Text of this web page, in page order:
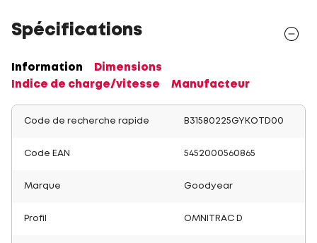
Spécifications
Information
Dimensions
Indice de charge/vitesse
Manufacteur
Code de recherche rapide B31580225GYKOTD00
Code EAN 5452000560865
Marque Goodyear
Profil OMNITRAC D